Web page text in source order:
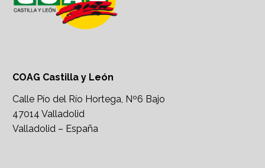
COAG Castilla y León
Calle Pío del Río Hortega, Nº6 Bajo
47014 Valladolid
Valladolid – España